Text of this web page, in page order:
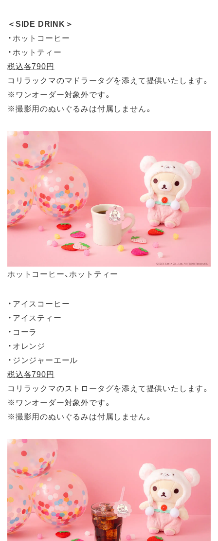
＜SIDE DRINK＞
・ホットコーヒー
・ホットティー
税込各790円
コリラックマのマドラータグを添えて提供いたします。
※ワンオーダー対象外です。
※撮影用のぬいぐるみは付属しません。
ホットコーヒー、ホットティー
・アイスコーヒー
・アイスティー
・コーラ
・オレンジ
・ジンジャーエール
税込各790円
コリラックマのストロータグを添えて提供いたします。
※ワンオーダー対象外です。
※撮影用のぬいぐるみは付属しません。